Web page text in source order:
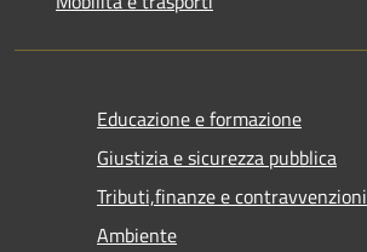
Educazione e formazione
Giustizia e sicurezza pubblica
Tributi,finanze e contravvenzioni
Ambiente